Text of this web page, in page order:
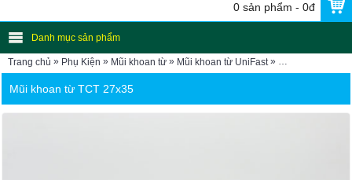
0 sản phẩm - 0đ
Danh mục sản phẩm
Trang chủ » Phụ Kiện » Mũi khoan từ » Mũi khoan từ UniFast » Mũi khoan từ
Mũi khoan từ TCT 27x35